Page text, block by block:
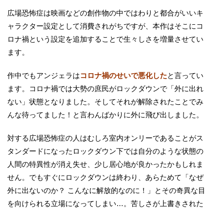
広場恐怖症は映画などの創作物の中ではわりと都合がいいキ
ャラクター設定として消費されがちですが、本作はそこにコ
ロナ禍という設定を追加することで生々しさを増量させてい
ます。
作中でもアンジェラはコロナ禍のせいで悪化したと言ってい
ます。コロナ禍では大勢の庶民がロックダウンで「外に出れ
ない」状態となりました。そしてそれが解除されたことでみ
んな待ってました！と言わんばかりに外に飛び出しました。
対する広場恐怖症の人はむしろ室内オンリーであることがス
タンダードになったロックダウン下では自分のような状態の
人間の特異性が消え失せ、少し居心地が良かったかもしれま
せん。でもすぐにロックダウンは終わり、あらためて「なぜ
外に出ないのか？ こんなに解放的なのに！」とその奇異な目
を向けられる立場になってしまい…。苦しさが上書きされた